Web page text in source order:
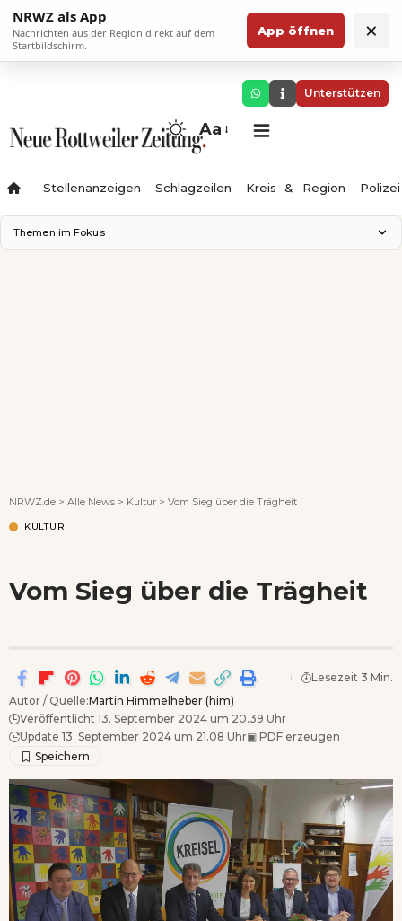
NRWZ als App
Nachrichten aus der Region direkt auf dem
Startbildschirm.
App öffnen ×
Unterstützen
Aa
Stellenanzeigen Schlagzeilen Kreis & Region Polizei
Themen im Fokus
NRWZ.de > Alle News > Kultur > Vom Sieg über die Trägheit
KULTUR
Vom Sieg über die Trägheit
Autor / Quelle:Martin Himmelheber (him)
Veröffentlicht 13. September 2024 um 20.39 Uhr
Update 13. September 2024 um 21.08 Uhr▣ PDF erzeugen
Lesezeit 3 Min.